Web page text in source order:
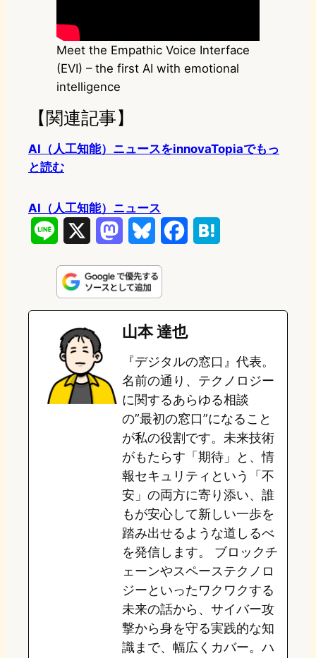
Meet the Empathic Voice Interface
(EVI) – the first AI with emotional
intelligence
【関連記事】
AI（人工知能）ニュースをinnovaTopiaでもっ
と読む
AI（人工知能）ニュース
n
e
s
t
o
o
n
u
e
s
k
e
b
o
o
k
e
a
山本 達也
『デジタルの窓口』代表。
名前の通り、テクノロジー
に関するあらゆる相談
の”最初の窓口”になること
が私の役割です。未来技術
がもたらす「期待」と、情
報セキュリティという「不
安」の両方に寄り添い、誰
もが安心して新しい一歩を
踏み出せるような道しるべ
を発信します。 ブロックチ
ェーンやスペーステクノロ
ジーといったワクワクする
未来の話から、サイバー攻
撃から身を守る実践的な知
識まで、幅広くカバー。ハ